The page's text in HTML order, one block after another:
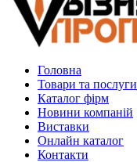
Головна
Товари та послуги
Каталог фірм
Новини компаній
Виставки
Онлайн каталог
Контакти